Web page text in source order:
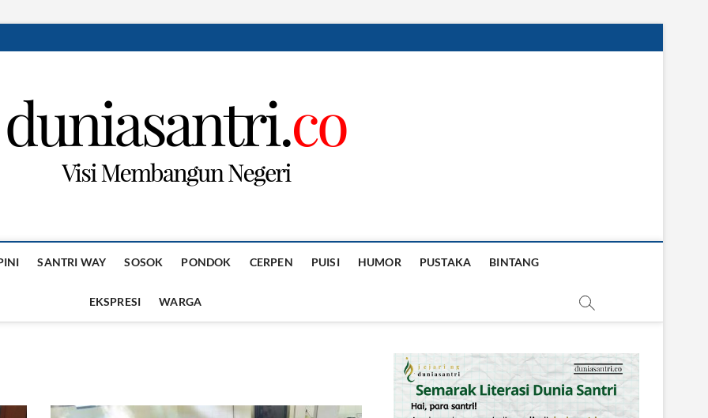
SANTRI WAY SOSOK PONDOK CERPEN PUISI HUMOR PUSTAKA BINTANG
EKSPRESI WARGA